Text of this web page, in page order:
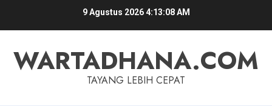
9 Agustus 20264:13:09 AM
WARTADHANA.COM
TAYANG LEBIH CEPAT